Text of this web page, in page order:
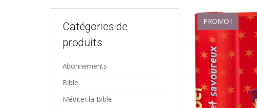
PROMO !
Catégories de
produits
Abonnements
Bible
Méditer la Bible